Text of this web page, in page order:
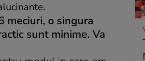
meciuri, o singura
sunt minime. Va